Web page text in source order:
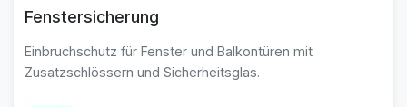
Fenstersicherung
Einbruchschutz für Fenster und Balkontüren mit
Zusatzschlössern und Sicherheitsglas.